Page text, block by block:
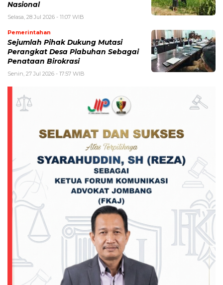
Nasional
Selasa, 28 Jul 2026 - 11:07 WIB
Pemerintahan
Sejumlah Pihak Dukung Mutasi
Perangkat Desa Plabuhan Sebagai
Penataan Birokrasi
Senin, 27 Jul 2026 - 17:57 WIB